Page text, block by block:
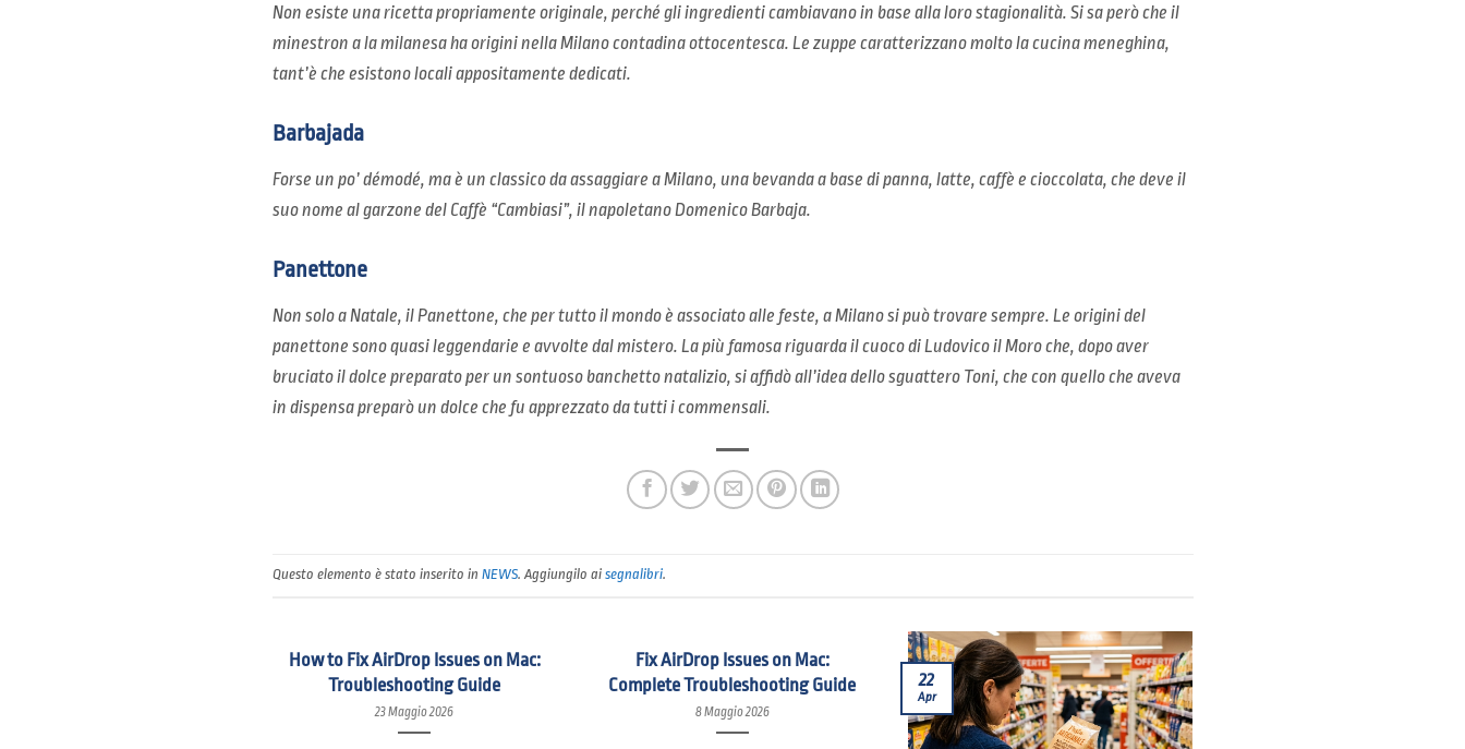
Non esiste una ricetta propriamente originale, perché gli ingredienti cambiavano in base alla loro stagionalità. Si sa però che il
minestron a la milanesa ha origini nella Milano contadina ottocentesca. Le zuppe caratterizzano molto la cucina meneghina,
tant’è che esistono locali appositamente dedicati.
Barbajada
Forse un po’ démodé, ma è un classico da assaggiare a Milano, una bevanda a base di panna, latte, caffè e cioccolata, che deve il
suo nome al garzone del Caffè “Cambiasi”, il napoletano Domenico Barbaja.
Panettone
Non solo a Natale, il Panettone, che per tutto il mondo è associato alle feste, a Milano si può trovare sempre. Le origini del
panettone sono quasi leggendarie e avvolte dal mistero. La più famosa riguarda il cuoco di Ludovico il Moro che, dopo aver
bruciato il dolce preparato per un sontuoso banchetto natalizio, si affidò all’idea dello sguattero Toni, che con quello che aveva
in dispensa preparò un dolce che fu apprezzato da tutti i commensali.
Questo elemento è stato inserito in NEWS. Aggiungilo ai segnalibri.
How to Fix AirDrop Issues on Mac:
Troubleshooting Guide
23 Maggio 2026
Fix AirDrop Issues on Mac:
Complete Troubleshooting Guide
8 Maggio 2026
22
Apr